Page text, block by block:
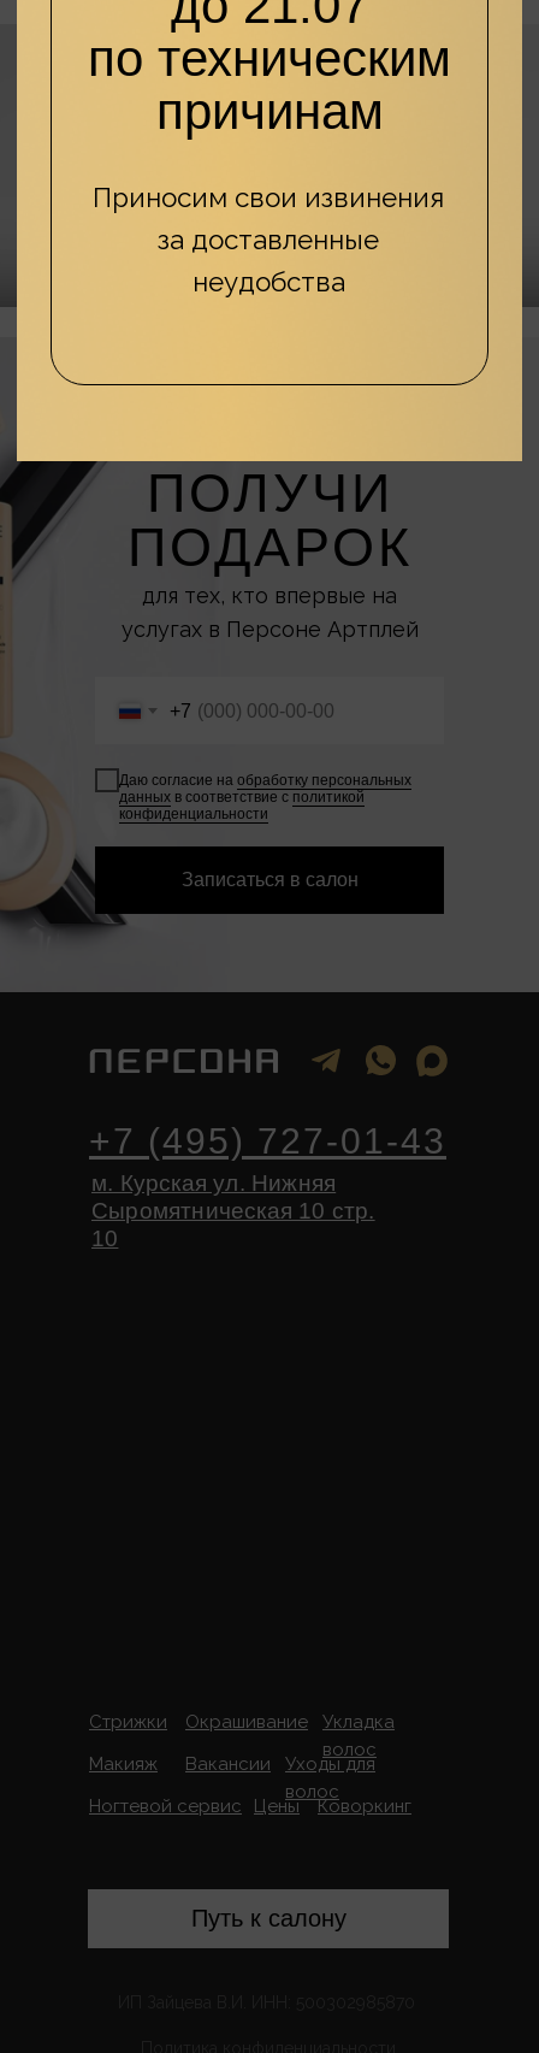
Стилисты Персона
ARTPLAY на Планета Билан
ПОЛУЧИ
ПОДАРОК
для тех, кто впервые на
услугах в Персоне Артплей
+7
Даю согласие на обработку персональных
данных в соответствие с политикой
конфиденциальности
Записаться в салон
+7 (495) 727-01-43
Стрижки Окрашивание
Укладка
волос
Уходы для
волос
Ногтевой сервис
Макияж
Цены
Путь к салону
м. Курская ул. Нижняя
Сыромятническая 10 стр.
10
Вакансии
Коворкинг